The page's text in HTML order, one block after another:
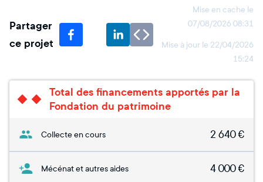
Partager
ce projet
Mise en cache le
07/08/2026 08:31
Mise à jour le 22/04/2026
15:24
Total des financements apportés par la
Fondation du patrimoine
Collecte en cours 2 640€
Mécénat et autres aides 4 000€